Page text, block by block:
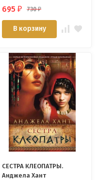
695₽ 730₽
В корзину
СЕСТРА КЛЕОПАТРЫ.
Анджела Хант